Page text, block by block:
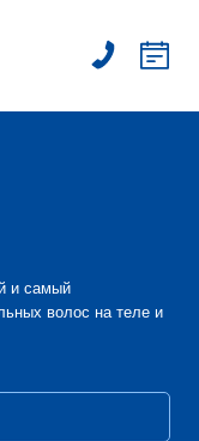
и самый
волос на теле и